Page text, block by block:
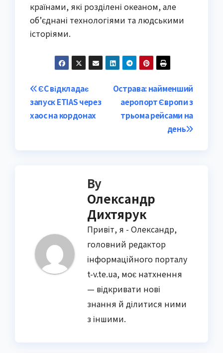
країнами, які розділені океаном, але
об’єднані технологіями та людськими
історіями.
Post
navigation
Острава: найменший
аеропорт Європи з
трьома рейсами на
день
ЄС відкладає
запуск ETIAS через
хаос на кордонах
By
Олександр
Дихтярук
Привіт, я - Олександр,
головний редактор
інформаційного порталу
t-v.te.ua, моє натхнення
— відкривати нові
знання й ділитися ними
з іншими.